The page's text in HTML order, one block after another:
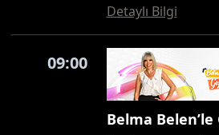
Detaylı Bilgi
09:00
Belma